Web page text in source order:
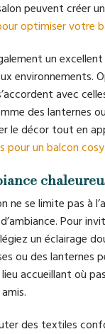
peuvent créer
optimiser votre
un
environnements.
avec
des lanternes
le décor tout en
pour un balcon
ne se limite pas à
Pour
un éclairage
ou des lanternes
accueillant où
des textiles